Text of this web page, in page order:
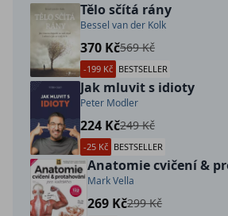
Tělo sčítá rány
Bessel van der Kolk
370 Kč569 Kč
-199 Kč BESTSELLER
Jak mluvit s idioty
Peter Modler
224 Kč249 Kč
-25 Kč BESTSELLER
Mark Vella
269 Kč299 Kč